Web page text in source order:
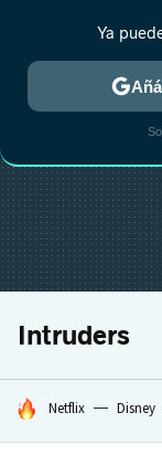
Intruders
HOY SE HABLA DE
Netflix Disney
Ya